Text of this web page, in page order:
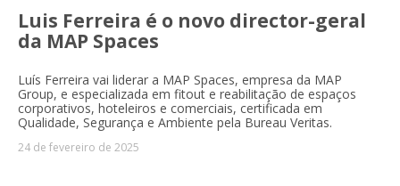
Luis Ferreira é o novo director-geral
da MAP Spaces
Luís Ferreira vai liderar a MAP Spaces, empresa da MAP
Group, e especializada em fitout e reabilitação de espaços
corporativos, hoteleiros e comerciais, certificada em
Qualidade, Segurança e Ambiente pela Bureau Veritas.
24 de fevereiro de 2025